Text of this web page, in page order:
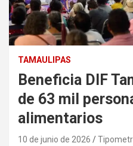
TAMAULIPAS
Beneficia DIF
de 63 mil
alimentarios
10 de junio de 2026